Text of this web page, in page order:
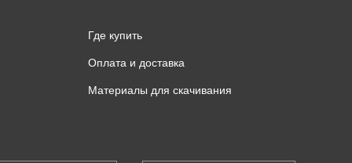
Где купить
Оплата и доставка
Материалы для скачивания